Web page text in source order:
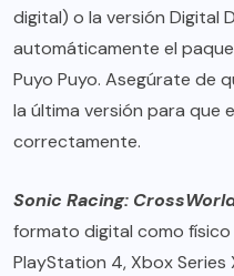
digital) o la versión Digital
automáticamente el
Puyo Puyo. Asegúrate de
la última versión para que
correctamente.
Sonic Racing:
formato digital como
PlayStation 4, Xbox Series